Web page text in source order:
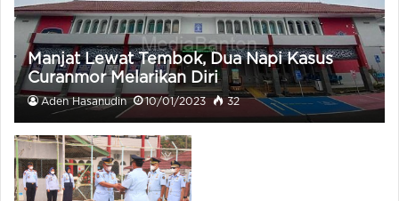
Manjat Lewat Tembok, Dua Napi Kasus
Curanmor Melarikan Diri
Aden Hasanudin 10/01/2023 32